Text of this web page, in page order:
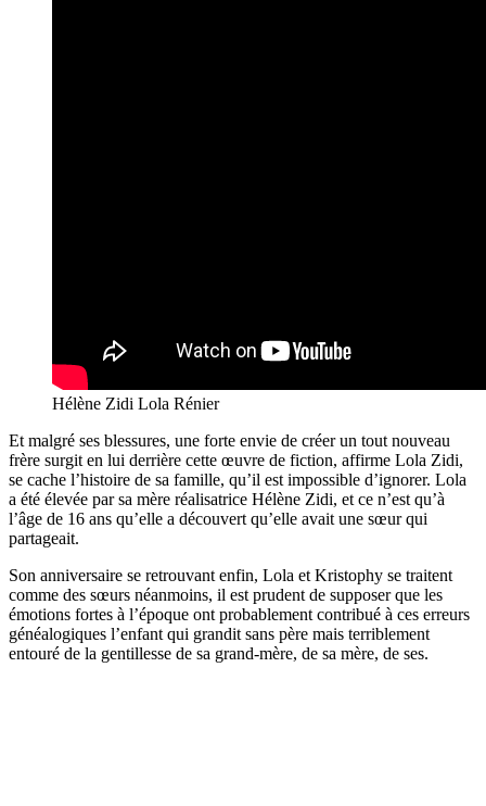
Hélène Zidi Lola Rénier
Et malgré ses blessures, une forte envie de créer un tout nouveau
frère surgit en lui derrière cette œuvre de fiction, affirme Lola Zidi,
se cache l’histoire de sa famille, qu’il est impossible d’ignorer. Lola
a été élevée par sa mère réalisatrice Hélène Zidi, et ce n’est qu’à
l’âge de 16 ans qu’elle a découvert qu’elle avait une sœur qui
partageait.
Son anniversaire se retrouvant enfin, Lola et Kristophy se traitent
comme des sœurs néanmoins, il est prudent de supposer que les
émotions fortes à l’époque ont probablement contribué à ces erreurs
généalogiques l’enfant qui grandit sans père mais terriblement
entouré de la gentillesse de sa grand-mère, de sa mère, de ses.